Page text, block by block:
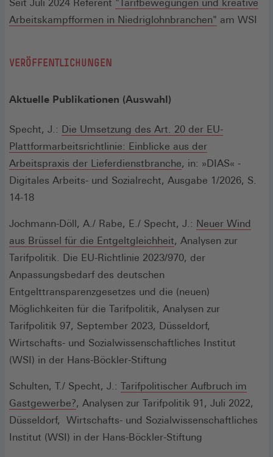
Seit Juli 2024 Referent "Tarifbewegungen und kreative
Arbeitskampfformen in Niedriglohnbranchen" am WSI
VERÖFFENTLICHUNGEN
Aktuelle Publikationen (Auswahl)
Specht, J.: Die Umsetzung des Art. 20 der EU-
Plattformarbeitsrichtlinie: Einblicke aus der
Arbeitspraxis der Lieferdienstbranche(Öffnet
in
Fenster)
, in: »DIAS« -
Digitales Arbeits- und Sozialrecht, Ausgabe 1/2026, S.
14-18
Jochmann-Döll, A./ Rabe, E./ Specht, J.: Neuer Wind
aus Brüssel für die Entgeltgleichheit(Öffnet
in
neuen
Fenster)
, Analysen zur
Tarifpolitik. Die EU-Richtlinie 2023/970, der
Anpassungsbedarf des deutschen
Entgelttransparenzgesetzes und die (neuen)
Möglichkeiten für die Tarifpolitik, Analysen zur
Tarifpolitik 97, September 2023, Düsseldorf,
Wirtschafts- und Sozialwissenschaftliches Institut
(WSI) in der Hans-Böckler-Stiftung
Schulten, T./ Specht, J.: Tarifpolitischer Aufbruch im
Gastgewerbe?(Öffnet
in
einem
, Analysen zur Tarifpolitik 91, Juli 2022,
Düsseldorf, Wirtschafts- und Sozialwissenschaftliches
Institut (WSI) in der Hans-Böckler-Stiftung